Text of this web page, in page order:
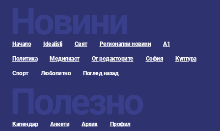
Новини
Начало Idealisti Свят Регионални новини А1
Политика Медиякаст От редакторите София Култура
Спорт Любопитно Поглед назад
Полезно
Календар Анкети Архив Профил